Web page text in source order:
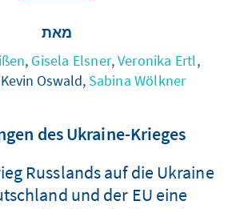
מאת
, Gisela Elsner,Veronika Ertl,
Oswald, Sabina Wölkner
des Ukraine-Krieges
Russlands auf die Ukraine
und der EU eine